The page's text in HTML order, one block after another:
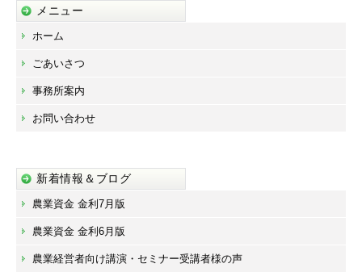
メニュー
ホーム
ごあいさつ
事務所案内
お問い合わせ
新着情報＆ブログ
農業資金 金利7月版
農業資金 金利6月版
農業経営者向け講演・セミナー受講者様の声